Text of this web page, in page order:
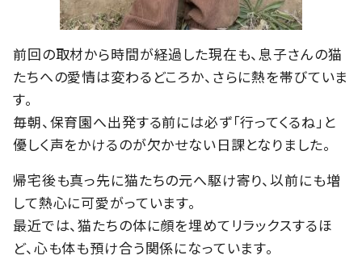
前回の取材から時間が経過した現在も、息子さんの猫
たちへの愛情は変わるどころか、さらに熱を帯びていま
す。
毎朝、保育園へ出発する前には必ず「行ってくるね」と
優しく声をかけるのが欠かせない日課となりました。
帰宅後も真っ先に猫たちの元へ駆け寄り、以前にも増
して熱心に可愛がっています。
最近では、猫たちの体に顔を埋めてリラックスするほ
ど、心も体も預け合う関係になっています。